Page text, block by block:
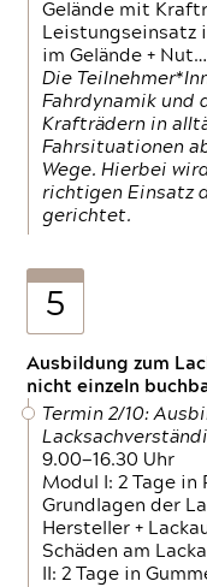
Gelände mit
Leistungseinsatz
im Gelände + Nut…
Die
Fahrdynamik und
Krafträdern in
Fahrsituationen
Wege. Hierbei
richtigen Einsatz
gerichtet.
5
Ausbildung zum
nicht einzeln
Termin 2/10:
9.00—16.30 Uhr
Modul I: 2 Tage in
Grundlagen der
Hersteller +
Schäden am
II: 2 Tage in